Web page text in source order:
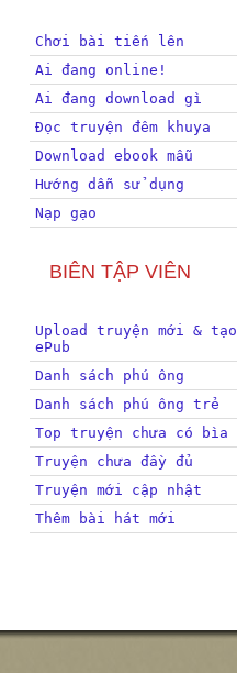
Chơi bài tiến lên
Ai đang online!
Ai đang download gì
Đọc truyện đêm khuya
Download ebook mẫu
Hướng dẫn sử dụng
Nạp gạo
BIÊN TẬP VIÊN
Upload truyện mới & tạo
ePub
Danh sách phú ông
Danh sách phú ông trẻ
Top truyện chưa có bìa
Truyện chưa đầy đủ
Truyện mới cập nhật
Thêm bài hát mới